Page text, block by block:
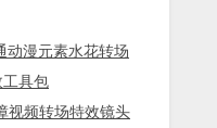
动漫元素水花转场
具包
视频转场特效镜头